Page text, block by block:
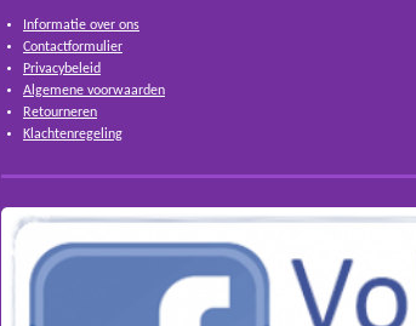
Informatie over ons
Contactformulier
Privacybeleid
Algemene voorwaarden
Retourneren
Klachtenregeling